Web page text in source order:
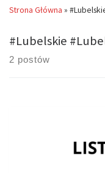
Strona Główna »
#Lubelskie
2 postów